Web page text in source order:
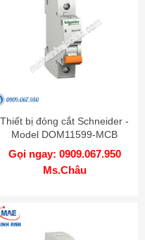
Thiết bị đóng cắt Schneider -
Model DOM11599-MCB
Gọi ngay: 0909.067.950
Ms.Châu